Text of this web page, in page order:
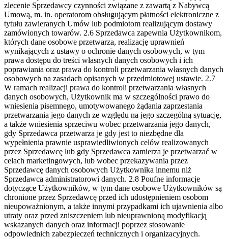
zlecenie Sprzedawcy czynności związane z zawartą z Nabywcą
Umową, m. in. operatorom obsługującym płatności elektroniczne z
tytułu zawieranych Umów lub podmiotom realizującym dostawy
zamówionych towarów. 2.6 Sprzedawca zapewnia Użytkownikom,
których dane osobowe przetwarza, realizację uprawnień
wynikających z ustawy o ochronie danych osobowych, w tym
prawa dostępu do treści własnych danych osobowych i ich
poprawiania oraz prawa do kontroli przetwarzania własnych danych
osobowych na zasadach opisanych w przedmiotowej ustawie. 2.7
W ramach realizacji prawa do kontroli przetwarzania własnych
danych osobowych, Użytkownik ma w szczególności prawo do
wniesienia pisemnego, umotywowanego żądania zaprzestania
przetwarzania jego danych ze względu na jego szczególną sytuację,
a także wniesienia sprzeciwu wobec przetwarzania jego danych,
gdy Sprzedawca przetwarza je gdy jest to niezbędne dla
wypełnienia prawnie usprawiedliwionych celów realizowanych
przez Sprzedawcę lub gdy Sprzedawca zamierza je przetwarzać w
celach marketingowych, lub wobec przekazywania przez
Sprzedawcę danych osobowych Użytkownika innemu niż
Sprzedawca administratorowi danych. 2.8 Poufne informacje
dotyczące Użytkowników, w tym dane osobowe Użytkowników są
chronione przez Sprzedawcę przed ich udostępnieniem osobom
nieupoważnionym, a także innymi przypadkami ich ujawnienia albo
utraty oraz przed zniszczeniem lub nieuprawnioną modyfikacją
wskazanych danych oraz informacji poprzez stosowanie
odpowiednich zabezpieczeń technicznych i organizacyjnych.